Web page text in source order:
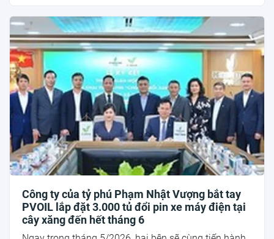
Công ty của tỷ phú Phạm Nhật Vượng bắt tay
PVOIL lắp đặt 3.000 tủ đổi pin xe máy điện tại
cây xăng đến hết tháng 6